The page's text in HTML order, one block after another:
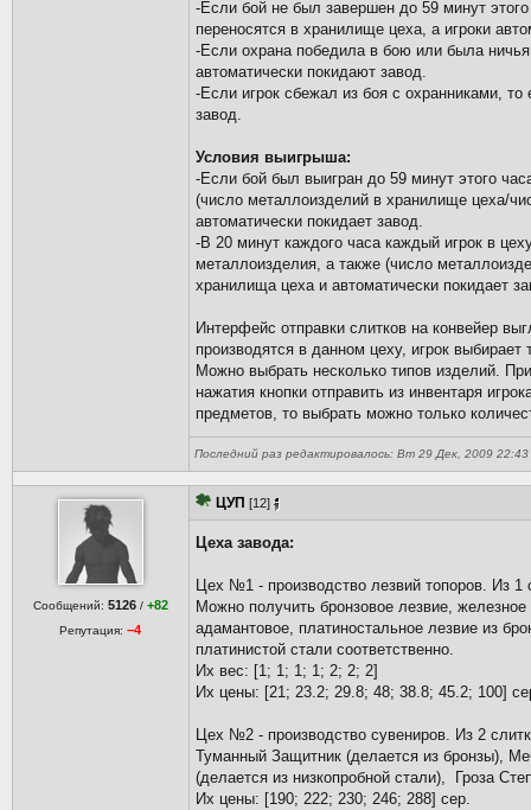
-Если бой не был завершен до 59 минут
переносятся в хранилище цеха, а игроки
-Если охрана победила в бою или была
автоматически покидают завод.
-Если игрок сбежал из боя с охранниками,
завод.
Условия выигрыша:
-Если бой был выигран до 59 минут этого
(число металлоизделий в хранилище цеха/
автоматически покидает завод.
-В 20 минут каждого часа каждый игрок в
металлоизделия, а также (число
хранилища цеха и автоматически покидает
Интерфейс отправки слитков на конвейер
производятся в данном цеху, игрок
Можно выбрать несколько типов изделий.
нажатия кнопки отправить из инвентаря
предметов, то выбрать можно только
Последний раз редактировалось: Вт 29 Дек, 2009 22:43
Сообщений: 5126 / +82
Репутация:−4
ЦУП [12]
Цеха завода:
Цех №1 - производство лезвий топоров. Из 1
Можно получить бронзовое лезвие,
адамантовое, платиностальное лезвие из
платинистой стали соответственно.
Их вес: [1; 1; 1; 1; 2; 2; 2]
Их цены: [21; 23.2; 29.8; 48; 38.8; 45.2; 100]
Цех №2 - производство сувениров. Из 2
Туманный Защитник (делается из бронзы),
(делается из низкопробной стали), Гроза
Их цены: [190; 222; 230; 246; 288] сер.